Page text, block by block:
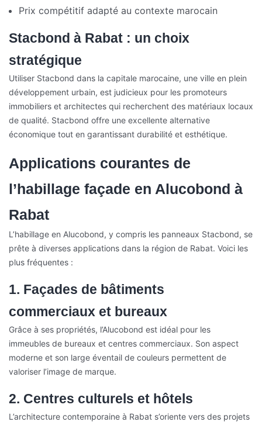
Prix compétitif adapté au contexte marocain
Stacbond à Rabat : un choix
stratégique
Utiliser Stacbond dans la capitale marocaine, une ville en plein
développement urbain, est judicieux pour les promoteurs
immobiliers et architectes qui recherchent des matériaux locaux
de qualité. Stacbond offre une excellente alternative
économique tout en garantissant durabilité et esthétique.
Applications courantes de
l’habillage façade en Alucobond à
Rabat
L’habillage en Alucobond, y compris les panneaux Stacbond, se
prête à diverses applications dans la région de Rabat. Voici les
plus fréquentes :
1. Façades de bâtiments
commerciaux et bureaux
Grâce à ses propriétés, l’Alucobond est idéal pour les
immeubles de bureaux et centres commerciaux. Son aspect
moderne et son large éventail de couleurs permettent de
valoriser l’image de marque.
2. Centres culturels et hôtels
L’architecture contemporaine à Rabat s’oriente vers des projets